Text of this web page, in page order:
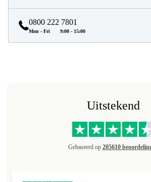
0800 222 7801
Mon - Fri 9:00 - 15:00
Uitstekend
Gebaseerd op 205610